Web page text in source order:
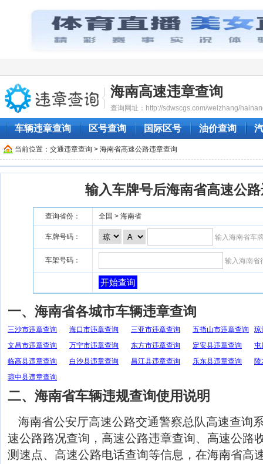
海南高速违章查询
查询网址：http://sdwscgs.com/weizhang/
车辆违章查询 区号查询 国际区号 油价查询
当前位置： 交通违章查询 > 海南省高速公路违章查询
输入车牌号后海南省高速公
查询省份： 全国 > 海南省
车牌号码： 输入海南省车
车架号码： 输入海南省
开始查询
一、海南省各城市车辆违章查询
三沙市违章查询 海口市违章查询 三亚市违章查询 五指山市违章查询
琼
文昌市违章查询
万宁市违章查询 东方市违章查询 定安县违章查询
屯
临高县违章查询
白沙县违章查询 昌江县违章查询 乐东县违章查询
陵
琼中县违章查询
二、海南省车辆违规查询使用说明
海南省公安厅高速公路交通警察总队高速查询
速公路路况查询，高速公路违章查询、高速公路
测速点、高速公路电话查询等信息，在海南省高